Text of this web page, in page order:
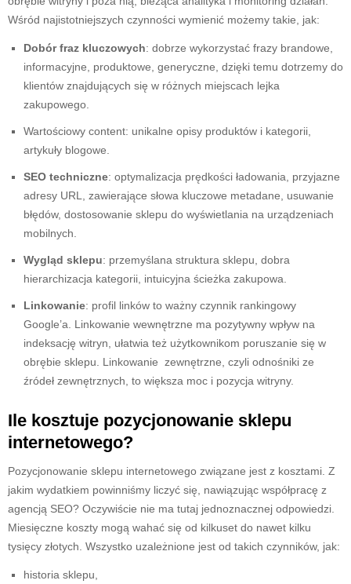
Wśród najistotniejszych czynności wymienić możemy takie, jak:
Dobór fraz kluczowych: dobrze wykorzystać frazy brandowe,
informacyjne, produktowe, generyczne, dzięki temu dotrzemy do
klientów znajdujących się w różnych miejscach lejka
zakupowego.
Wartościowy content: unikalne opisy produktów i kategorii,
artykuły blogowe.
SEO techniczne: optymalizacja prędkości ładowania, przyjazne
adresy URL, zawierające słowa kluczowe metadane, usuwanie
błędów, dostosowanie sklepu do wyświetlania na urządzeniach
mobilnych.
Wygląd sklepu: przemyślana struktura sklepu, dobra
hierarchizacja kategorii, intuicyjna ścieżka zakupowa.
Linkowanie: profil linków to ważny czynnik rankingowy
Google’a. Linkowanie wewnętrzne ma pozytywny wpływ na
indeksację witryn, ułatwia też użytkownikom poruszanie się w
obrębie sklepu. Linkowanie zewnętrzne, czyli odnośniki ze
źródeł zewnętrznych, to większa moc i pozycja witryny.
Ile kosztuje pozycjonowanie sklepu
internetowego?
Pozycjonowanie sklepu internetowego związane jest z kosztami. Z
jakim wydatkiem powinniśmy liczyć się, nawiązując współpracę z
agencją SEO? Oczywiście nie ma tutaj jednoznacznej odpowiedzi.
Miesięczne koszty mogą wahać się od kilkuset do nawet kilku
tysięcy złotych. Wszystko uzależnione jest od takich czynników, jak:
historia sklepu,